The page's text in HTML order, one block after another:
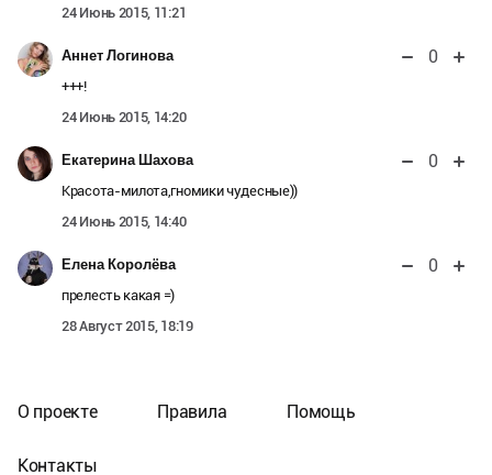
24 Июнь 2015, 11:21
Аннет Логинова 0
+++!
24 Июнь 2015, 14:20
Екатерина Шахова 0
Красота-милота,гномики чудесные))
24 Июнь 2015, 14:40
Елена Королёва 0
прелесть какая =)
28 Август 2015, 18:19
О проекте Правила Помощь
Контакты